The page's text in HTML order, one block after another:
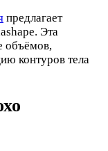
предлагает
Эта
объёмов,
контуров тела